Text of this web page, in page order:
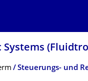
Steuerungs- und